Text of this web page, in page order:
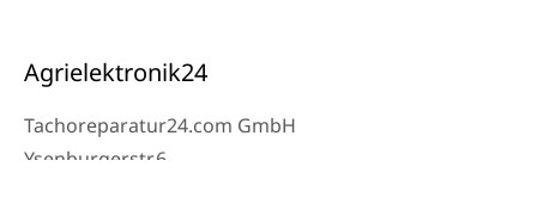
Agrielektronik24
Tachoreparatur24.com GmbH
Ysenburgerstr.6